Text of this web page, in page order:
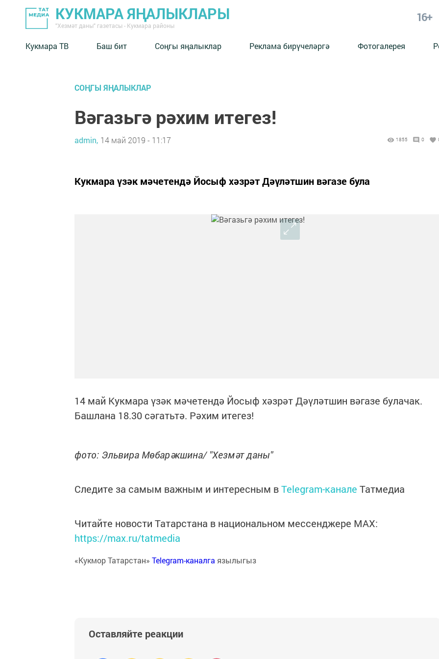
КУКМАРА ЯҢАЛЫКЛАРЫ
"Хезмәт даны" газетасы - Кукмара районы
16+
Кукмара ТВ Баш бит Соңгы яңалыклар Реклама бирүчеләргә Фотогалерея
СОҢГЫ ЯҢАЛЫКЛАР
Вәгазьгә рәхим итегез!
admin, 14 май 2019 - 11:17 1855 0
Кукмара үзәк мәчетендә Йосыф хәзрәт Дәүләтшин вәгазе була
14 май Кукмара үзәк мәчетендә Йосыф хәзрәт Дәүләтшин вәгазе булачак.
Башлана 18.30 сәгатьтә. Рәхим итегез!
фото: Эльвира Мөбарәкшина/ "Хезмәт даны"
Следите за самым важным и интересным вTelegram-канале Татмедиа
Читайте новости Татарстана в национальном мессенджере MАХ:
https://max.ru/tatmedia
«Кукмор Татарстан» Telegram-каналга язылыгыз
Оставляйте реакции